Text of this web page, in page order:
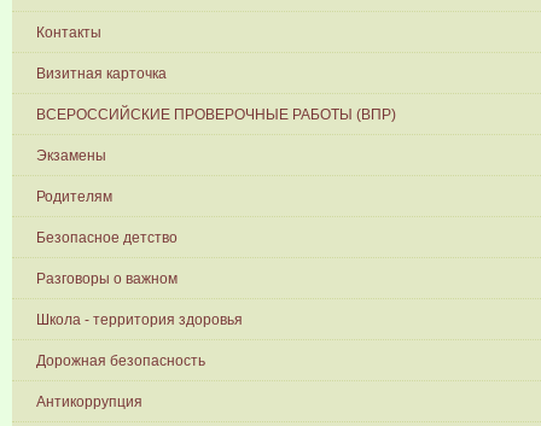
Контакты
Визитная карточка
ВСЕРОССИЙСКИЕ ПРОВЕРОЧНЫЕ РАБОТЫ (ВПР)
Экзамены
Родителям
Безопасное детство
Разговоры о важном
Школа - территория здоровья
Дорожная безопасность
Антикоррупция